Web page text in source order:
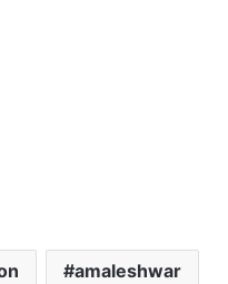
amaleshwar